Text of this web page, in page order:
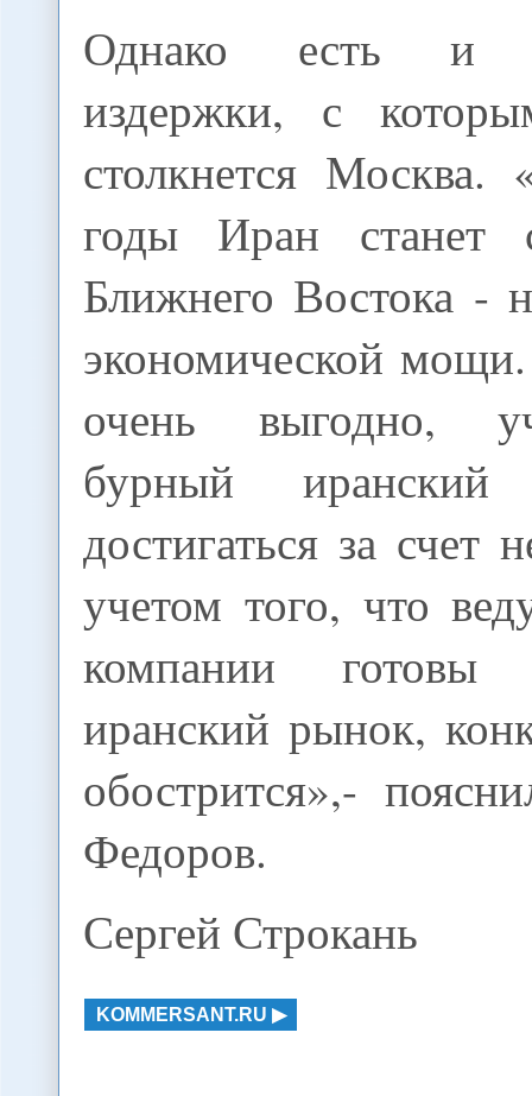
Однако есть и
издержки, с
столкнется
годы Иран станет
Ближнего Востока -
экономической
очень выгодно,
бурный
достигаться за счет
учетом того, что
компании готовы
иранский рынок,
обострится»,-
Федоров.
Сергей Строкань
KOMMERSANT.RU